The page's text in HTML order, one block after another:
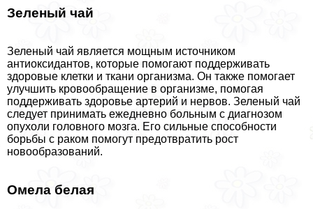
Зеленый чай
Зеленый чай является мощным источником
антиоксидантов, которые помогают поддерживать
здоровые клетки и ткани организма. Он также помогает
улучшить кровообращение в организме, помогая
поддерживать здоровье артерий и нервов. Зеленый чай
следует принимать ежедневно больным с диагнозом
опухоли головного мозга. Его сильные способности
борьбы с paком помогут предотвратить рост
новообразований.
Омела белая